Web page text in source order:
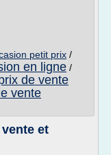
petit prix /
en ligne /
de vente
vente
et